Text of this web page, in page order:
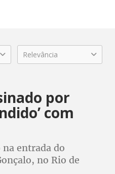
Relevância
por
com
entrada do
no Rio de